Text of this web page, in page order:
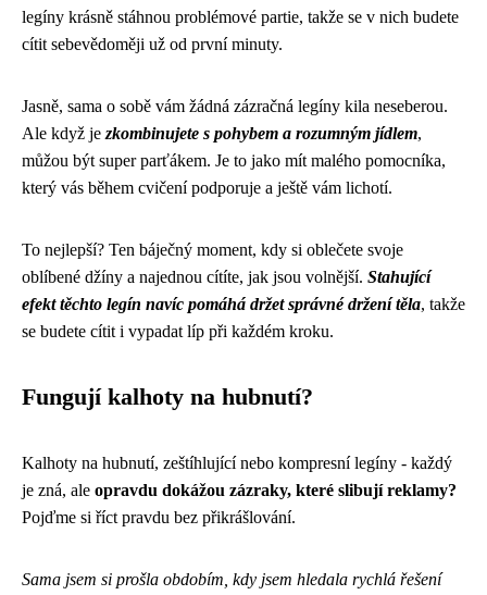
legíny krásně stáhnou problémové partie, takže se v nich budete
cítit sebevědoměji už od první minuty.
Jasně, sama o sobě vám žádná zázračná legíny kila neseberou.
Ale když je zkombinujete s pohybem a rozumným jídlem,
můžou být super parťákem. Je to jako mít malého pomocníka,
který vás během cvičení podporuje a ještě vám lichotí.
To nejlepší? Ten báječný moment, kdy si oblečete svoje
oblíbené džíny a najednou cítíte, jak jsou volnější. Stahující
efekt těchto legín navíc pomáhá držet správné držení těla, takže
se budete cítit i vypadat líp při každém kroku.
Fungují kalhoty na hubnutí?
Kalhoty na hubnutí, zeštíhlující nebo kompresní legíny - každý
je zná, ale opravdu dokážou zázraky, které slibují reklamy?
Pojďme si říct pravdu bez přikrášlování.
Sama jsem si prošla obdobím, kdy jsem hledala rychlá řešení